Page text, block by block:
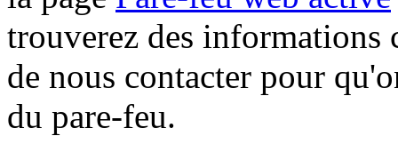
trouverez des informations
de nous contacter pour
du pare-feu.